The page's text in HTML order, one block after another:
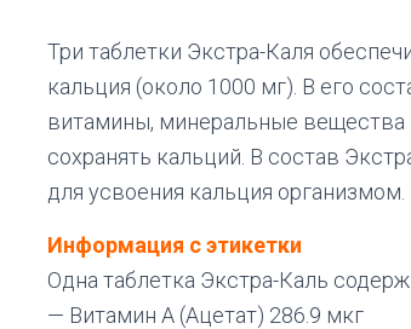
Три таблетки Экстра-Каля
кальция (около 1000 мг). В его
витамины, минеральные вещества
сохранять кальций. В состав
для усвоения кальция организмом.
Информация с этикетки
Одна таблетка Экстра-Каль
— Витамин А (Ацетат) 286.9 мкг